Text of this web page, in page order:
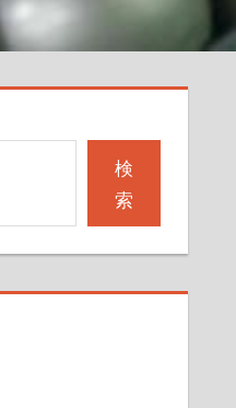
検
索